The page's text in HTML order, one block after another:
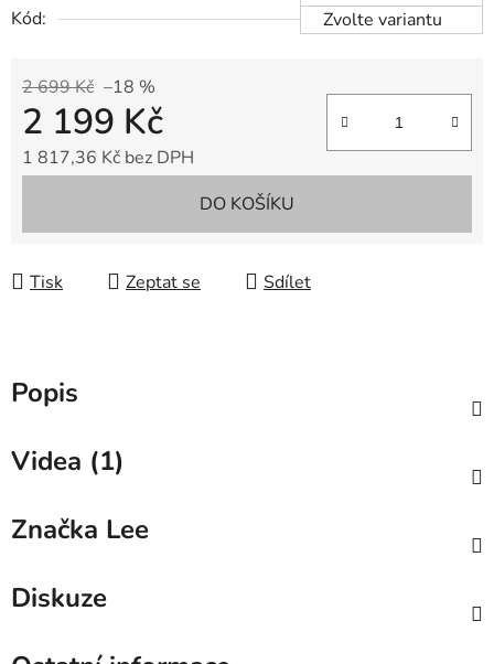
Kód:
Zvolte variantu
2 699 Kč –18 %
2 199 Kč
1 817,36 Kč bez DPH
DO KOŠÍKU
Tisk Zeptat se Sdílet
Popis
Videa (1)
Značka Lee
Diskuze